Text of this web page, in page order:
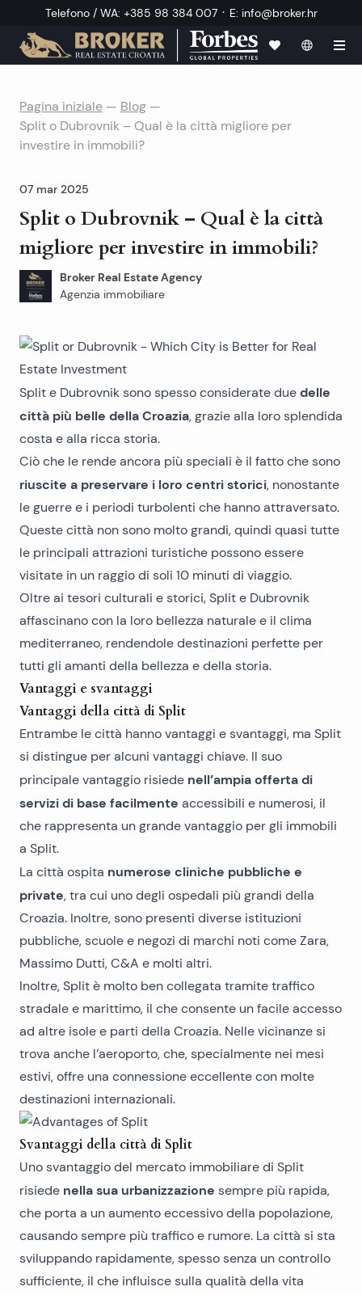
Telefono / WA: +385 98 384 007 · E: info@broker.hr
Pagina iniziale — Blog —
Split o Dubrovnik – Qual è la città migliore per
investire in immobili?
07 mar 2025
Split o Dubrovnik – Qual è la città
migliore per investire in immobili?
Broker Real Estate Agency
Agenzia immobiliare
Split e Dubrovnik sono spesso considerate due delle
città più belle della Croazia, grazie alla loro splendida
costa e alla ricca storia.
Ciò che le rende ancora più speciali è il fatto che sono
riuscite a preservare i loro centri storici, nonostante
le guerre e i periodi turbolenti che hanno attraversato.
Queste città non sono molto grandi, quindi quasi tutte
le principali attrazioni turistiche possono essere
visitate in un raggio di soli 10 minuti di viaggio.
Oltre ai tesori culturali e storici, Split e Dubrovnik
affascinano con la loro bellezza naturale e il clima
mediterraneo, rendendole destinazioni perfette per
tutti gli amanti della bellezza e della storia.
Vantaggi e svantaggi
Vantaggi della città di Split
Entrambe le città hanno vantaggi e svantaggi, ma Split
si distingue per alcuni vantaggi chiave. Il suo
principale vantaggio risiede nell’ampia offerta di
servizi di base facilmente accessibili e numerosi, il
che rappresenta un grande vantaggio per gli immobili
a Split.
La città ospita numerose cliniche pubbliche e
private, tra cui uno degli ospedali più grandi della
Croazia. Inoltre, sono presenti diverse istituzioni
pubbliche, scuole e negozi di marchi noti come Zara,
Massimo Dutti, C&A e molti altri.
Inoltre, Split è molto ben collegata tramite traffico
stradale e marittimo, il che consente un facile accesso
ad altre isole e parti della Croazia. Nelle vicinanze si
trova anche l’aeroporto, che, specialmente nei mesi
estivi, offre una connessione eccellente con molte
destinazioni internazionali.
Svantaggi della città di Split
Uno svantaggio del mercato immobiliare di Split
risiede nella sua urbanizzazione sempre più rapida,
che porta a un aumento eccessivo della popolazione,
causando sempre più traffico e rumore. La città si sta
sviluppando rapidamente, spesso senza un controllo
sufficiente, il che influisce sulla qualità della vita